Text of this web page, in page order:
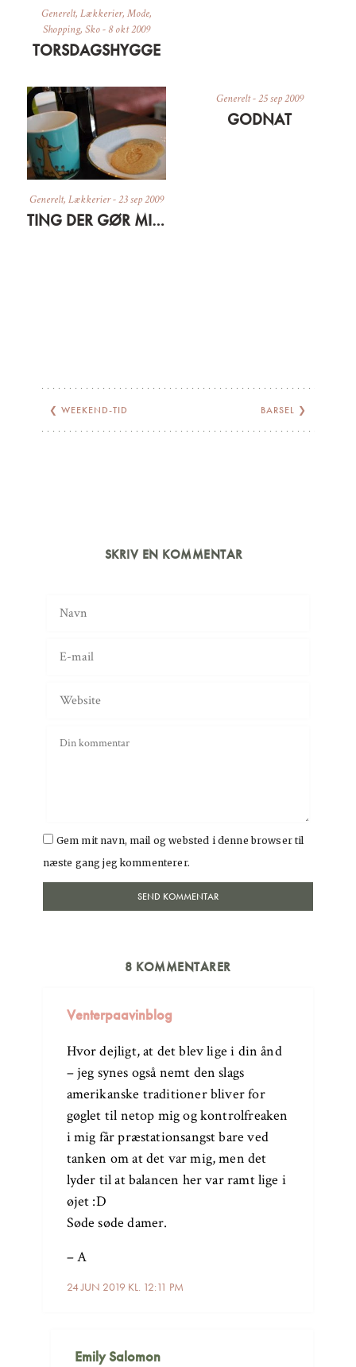
Generelt, Lækkerier, Mode,
Shopping, Sko-8 okt 2009
TORSDAGSHYGGE
Generelt, Lækkerier-23 sep 2009
TING DER GØR MIG GLAD LIGE NU
Generelt-25 sep 2009
GODNAT
❮ WEEKEND-TID BARSEL ❯
SKRIV EN KOMMENTAR
Gem mit navn, mail og websted i denne browser til
næste gang jeg kommenterer.
8 KOMMENTARER
Venterpaavinblog
24 JUN 2019 KL. 12:11 PM
Hvor dejligt, at det blev lige i din ånd
– jeg synes også nemt den slags
amerikanske traditioner bliver for
gøglet til netop mig og kontrolfreaken
i mig får præstationsangst bare ved
tanken om at det var mig, men det
lyder til at balancen her var ramt lige i
øjet :D
Søde søde damer.
– A
Emily Salomon